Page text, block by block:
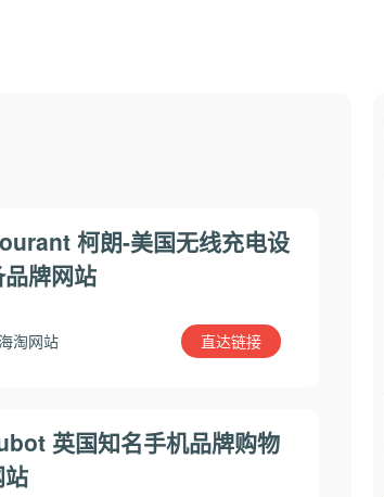
柯朗-美国无线充电设
牌网站
淘网站 直达链接
英国知名手机品牌购物